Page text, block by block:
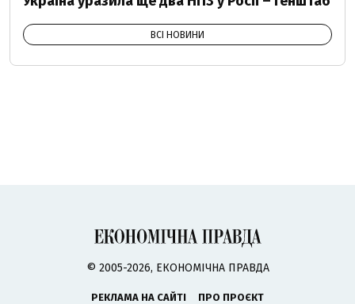
ВСІ НОВИНИ
© 2005-2026, ЕКОНОМІЧНА ПРАВДА
РЕКЛАМА НА САЙТІ
ПРО ПРОЄКТ